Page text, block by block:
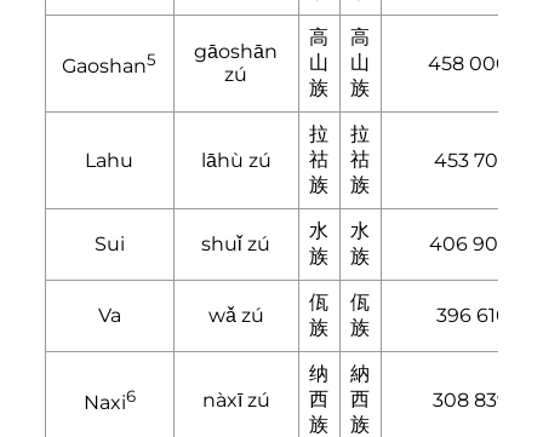
Gaoshan5
gāoshān
zú
高
山
族
高
山
族
458 000
Lahu lāhù zú
拉
祜
族
拉
祜
族
453 705
Sui shuǐ zú
水
族
水
族
406 902
Va wǎ zú
佤
族
佤
族
396 610
Naxi6 nàxī zú
纳
西
族
納
西
族
308 839